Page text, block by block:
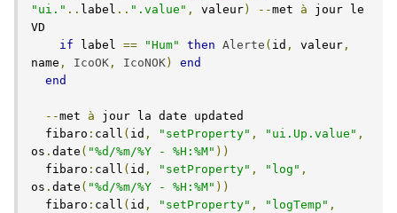
"ui." .. label .. ".value" , valeur) --met à jour le
VD
if label == "Hum" then Alerte ( id , valeur ,
name , IcoOK , IcoNOK)
end
end
--met à jour la date updated
  fibaro
: call ( id , "setProperty" , "ui.Up.value" ,
os . date ( "%d/%m/%Y - %H:%M" ))
  fibaro
: call ( id , "setProperty" , "log" ,
os . date ( "%d/%m/%Y - %H:%M" ))
  fibaro
: call ( id , "setProperty" , "logTemp" ,